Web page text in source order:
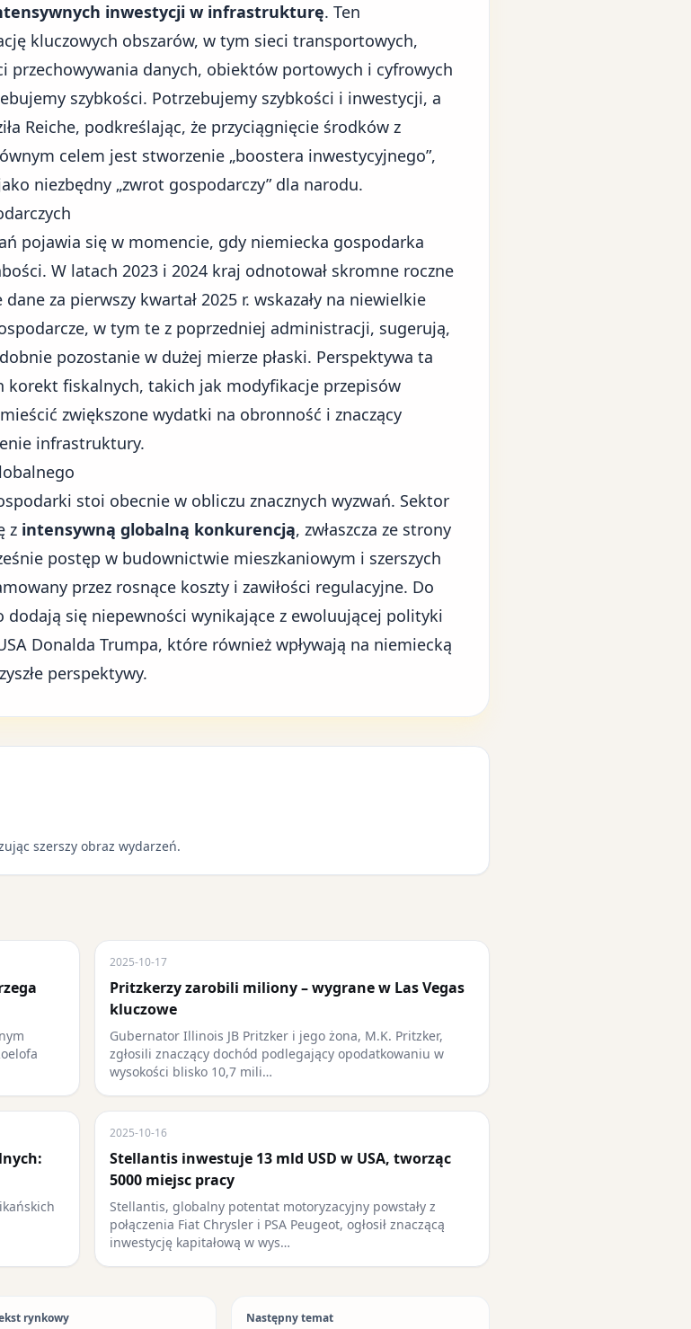
inwestycji w infrastrukturę. Ten
kluczowych obszarów, w tym sieci transportowych,
przechowywania danych, obiektów portowych i cyfrowych
szybkości. Potrzebujemy szybkości i inwestycji, a
Reiche, podkreślając, że przyciągnięcie środków z
celem jest stworzenie „boostera inwestycyjnego”,
niezbędny „zwrot gospodarczy” dla narodu.
pojawia się w momencie, gdy niemiecka gospodarka
W latach 2023 i 2024 kraj odnotował skromne roczne
dane za pierwszy kwartał 2025 r. wskazały na niewielkie
w tym te z poprzedniej administracji, sugerują,
pozostanie w dużej mierze płaski. Perspektywa ta
korekt fiskalnych, takich jak modyfikacje przepisów
zwiększone wydatki na obronność i znaczący
infrastruktury.
stoi obecnie w obliczu znacznych wyzwań. Sektor
z intensywną globalną konkurencją, zwłaszcza ze strony
postęp w budownictwie mieszkaniowym i szerszych
przez rosnące koszty i zawiłości regulacyjne. Do
dodają się niepewności wynikające z ewoluującej polityki
Donalda Trumpa, które również wpływają na niemiecką
perspektywy.
szerszy obraz wydarzeń.
2025-10-17
Pritzkerzy zarobili miliony – wygrane w Las Vegas
kluczowe
Gubernator Illinois JB Pritzker i jego żona, M.K. Pritzker,
zgłosili znaczący dochód podlegający opodatkowaniu w
wysokości blisko 10,7 mili…
2025-10-16
Stellantis inwestuje 13 mld USD w USA, tworząc
5000 miejsc pracy
Stellantis, globalny potentat motoryzacyjny powstały z
połączenia Fiat Chrysler i PSA Peugeot, ogłosił znaczącą
inwestycję kapitałową w wys…
rynkowy
Następny temat